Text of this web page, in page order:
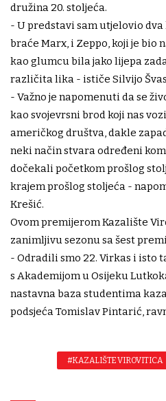
družina 20. stoljeća.
- U predstavi sam utjelovio
braće Marx, i Zeppo, koji je bio
kao glumcu bila jako lijepa
različita lika - ističe Silvijo
- Važno je napomenuti da se
kao svojevrsni brod koji nas
američkog društva, dakle
neki način stvara određeni
dočekali početkom prošlog
krajem prošlog stoljeća -
Krešić.
Ovom premijerom Kazalište
zanimljivu sezonu sa šest
- Odradili smo 22. Virkas i isto
s Akademijom u Osijeku
nastavna baza studentima
podsjeća Tomislav Pintarić,
#KAZALIŠTE VIROVITICA